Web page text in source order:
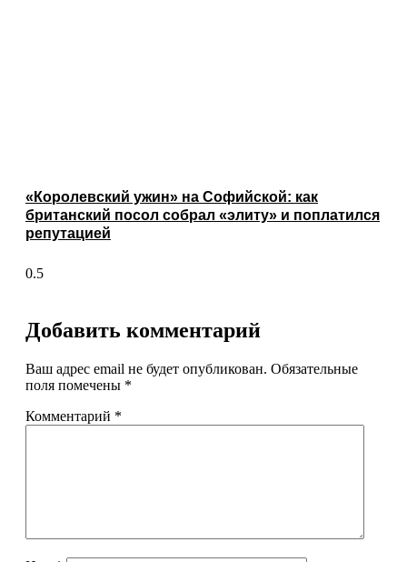
«Королевский ужин» на Софийской: как
британский посол собрал «элиту» и поплатился
репутацией
Добавить комментарий
Ваш адрес email не будет опубликован. Обязательные
поля помечены *
Комментарий *